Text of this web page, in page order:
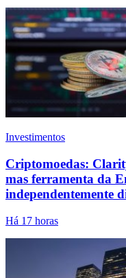
Investimentos
Criptomoedas:
mas ferramenta da
independentemente
Há 17 horas